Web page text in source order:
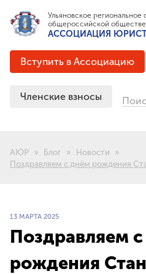
Ульяновское региональное
общероссийской
АССОЦИАЦИЯ
Вступить в Ассоциацию
Цели и задачи
Структура
Выигранные гранты
История создания
ЧЛЕНСТВО В АЮР
Членские взносы
АЮР Блог
Новости
Поздравляем с днём рождения
13 МАРТА 2025
Поздравляем
рождения